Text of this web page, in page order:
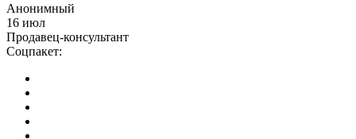
Анонимный
16 июл
Продавец-консультант
Соцпакет: